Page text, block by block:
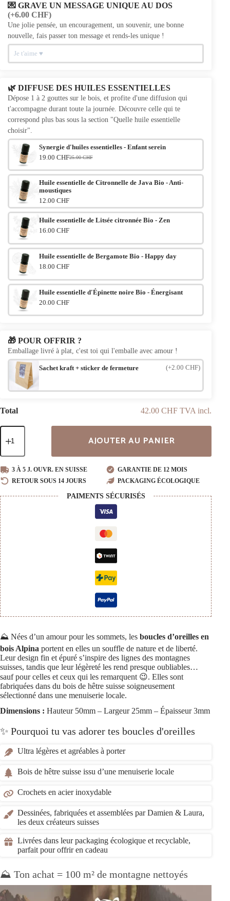
💌 GRAVE UN MESSAGE UNIQUE AU DOS
(+6.00 CHF)
Une jolie pensée, un encouragement, un souvenir, une bonne
nouvelle, fais passer ton message et rends-les unique !
🌿 DIFFUSE DES HUILES ESSENTIELLES
Dépose 1 à 2 gouttes sur le bois, et profite d'une diffusion qui
t'accompagne durant toute la journée. Découvre celle qui te
correspond plus bas sous la section "Quelle huile essentielle
choisir".
Synergie d'huiles essentielles - Enfant serein
25.00 CHF
Le prix initial était : 25.00 CHF.
19.00 CHFLe prix actuel est : 19.00 CHF.
Huile essentielle de Citronnelle de Java Bio - Anti-
moustiques
12.00 CHF
Huile essentielle de Litsée citronnée Bio - Zen
16.00 CHF
Huile essentielle de Bergamote Bio - Happy day
18.00 CHF
Huile essentielle d'Épinette noire Bio - Énergisant
20.00 CHF
🎁 POUR OFFRIR ?
Emballage livré à plat, c'est toi qui l'emballe avec amour !
Sachet kraft + sticker de fermeture (+2.00 CHF)
Total 42.00 CHF TVA incl.
quantité
de
d'oreilles
en
bois
Alpina
AJOUTER AU PANIER
3 À 5 J. OUVR. EN SUISSE
GARANTIE DE 12 MOIS
RETOUR SOUS 14 JOURS
PACKAGING ÉCOLOGIQUE
PAIMENTS SÉCURISÉS
⛰️ Nées d’un amour pour les sommets, les boucles d’oreilles en
bois Alpina portent en elles un souffle de nature et de liberté.
Leur design fin et épuré s’inspire des lignes des montagnes
suisses, tandis que leur légèreté les rend presque oubliables…
sauf pour celles et ceux qui les remarquent 😉. Elles sont
fabriquées dans du bois de hêtre suisse soigneusement
sélectionné dans une menuiserie locale.
Dimensions : Hauteur 50mm – Largeur 25mm – Épaisseur 3mm
✨ Pourquoi tu vas adorer tes boucles d'oreilles
Ultra légères et agréables à porter
Bois de hêtre suisse issu d’une menuiserie locale
Crochets en acier inoxydable
Dessinées, fabriquées et assemblées par Damien & Laura,
les deux créateurs suisses
Livrées dans leur packaging écologique et recyclable,
parfait pour offrir en cadeau
⛰️ Ton achat = 100 m² de montagne nettoyés